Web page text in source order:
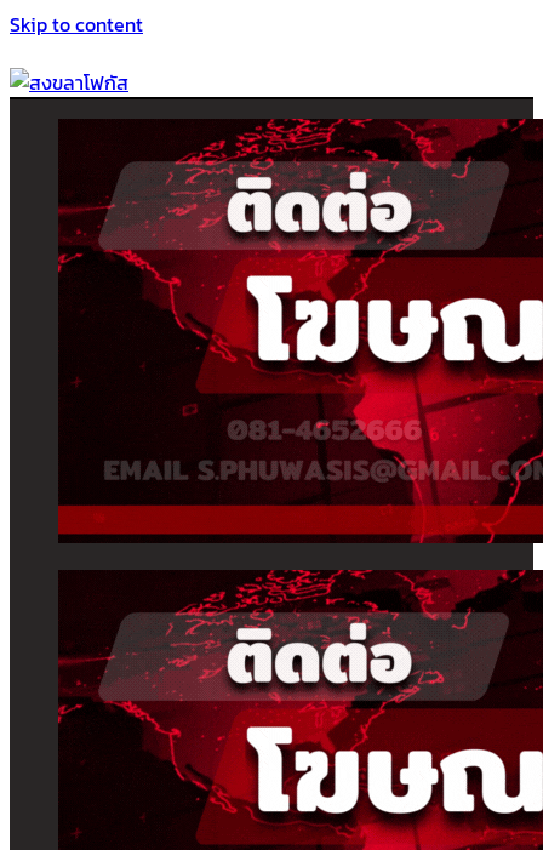
Skip to content
ติดตามข่าวสาร ภาคใต้ หาดใหญ่และสงขลา จากสำนักข่าวโฟกัส